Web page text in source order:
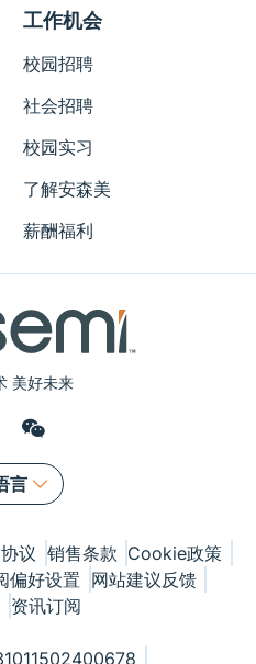
美好未来
言
工作机会
校园招聘
社会招聘
校园实习
了解安森美
薪酬福利
议 销售条款 Cookie政策
偏好设置 网站建议反馈
资讯订阅